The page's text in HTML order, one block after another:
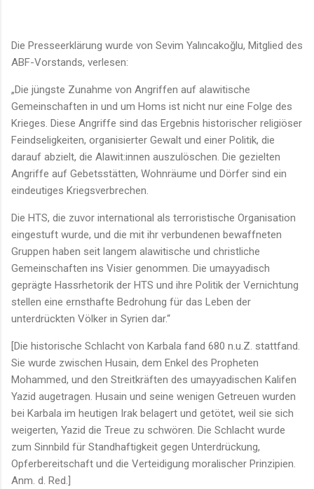
Die Presseerklärung wurde von Sevim Yalıncakoğlu, Mitglied des
ABF-Vorstands, verlesen:
„Die jüngste Zunahme von Angriffen auf alawitische
Gemeinschaften in und um Homs ist nicht nur eine Folge des
Krieges. Diese Angriffe sind das Ergebnis historischer religiöser
Feindseligkeiten, organisierter Gewalt und einer Politik, die
darauf abzielt, die Alawit:innen auszulöschen. Die gezielten
Angriffe auf Gebetsstätten, Wohnräume und Dörfer sind ein
eindeutiges Kriegsverbrechen.
Die HTS, die zuvor international als terroristische Organisation
eingestuft wurde, und die mit ihr verbundenen bewaffneten
Gruppen haben seit langem alawitische und christliche
Gemeinschaften ins Visier genommen. Die umayyadisch
geprägte Hassrhetorik der HTS und ihre Politik der Vernichtung
stellen eine ernsthafte Bedrohung für das Leben der
unterdrückten Völker in Syrien dar.“
[Die historische Schlacht von Karbala fand 680 n.u.Z. stattfand.
Sie wurde zwischen Husain, dem Enkel des Propheten
Mohammed, und den Streitkräften des umayyadischen Kalifen
Yazid augetragen. Husain und seine wenigen Getreuen wurden
bei Karbala im heutigen Irak belagert und getötet, weil sie sich
weigerten, Yazid die Treue zu schwören. Die Schlacht wurde
zum Sinnbild für Standhaftigkeit gegen Unterdrückung,
Opferbereitschaft und die Verteidigung moralischer Prinzipien.
Anm. d. Red.]